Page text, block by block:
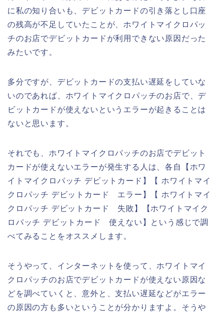
に私の知り合いも、デビットカードの引き落とし口座
の残高が不足していたことが、ホワイトマイクロパッ
チのお店でデビットカードが利用できない原因だった
みたいです。
多分ですが、デビットカードの支払い遅延をしていな
いのであれば、ホワイトマイクロパッチのお店で、デ
ビットカードが使えないというエラーが起きることは
ないと思います。
それでも、ホワイトマイクロパッチのお店でデビット
カードが使えないエラーが発生する人は、各自【ホワ
イトマイクロパッチ デビットカード】【 ホワイトマイ
クロパッチ デビットカード エラー】【 ホワイトマイ
クロパッチ デビットカード 失敗】【ホワイトマイク
ロパッチ デビットカード 使えない】という感じで調
べてみることをオススメします。
そうやって、インターネットを使って、ホワイトマイ
クロパッチのお店でデビットカードが使えない原因な
どを調べていくと、意外と、支払い遅延などがエラー
の原因の方も多いということが分かりますよ。そうや